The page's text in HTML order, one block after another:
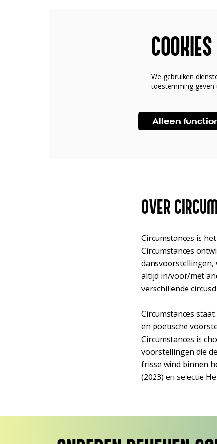
COOKIES
We gebruiken
toestemming geven
Alleen
OVER
Circumstances is
Circumstances
dansvoorstellingen,
altijd in/voor/met
verschillende
Circumstances
en poëtische
Circumstances is
voorstellingen die
frisse wind binnen
(2023) en selectie